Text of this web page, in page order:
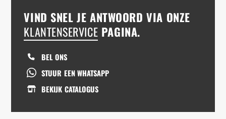
VIND SNEL JE ANTWOORD VIA ONZE
KLANTENSERVICE PAGINA.
BEL ONS
STUUR EEN WHATSAPP
BEKIJK CATALOGUS